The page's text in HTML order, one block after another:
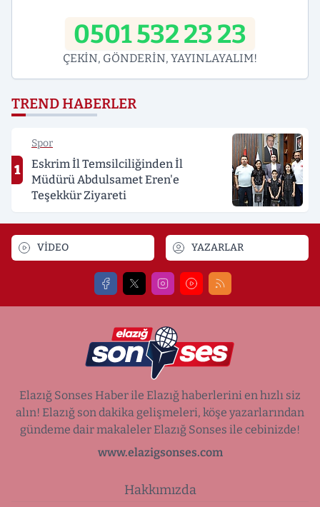
0501 532 23 23
ÇEKİN, GÖNDERİN, YAYINLAYALIM!
TREND HABERLER
1
Spor
Eskrim İl Temsilciliğinden İl
Müdürü Abdulsamet Eren'e
Teşekkür Ziyareti
VİDEO YAZARLAR
Elazığ Sonses Haber ile Elazığ haberlerini en hızlı siz
alın! Elazığ son dakika gelişmeleri, köşe yazarlarından
gündeme dair makaleler Elazığ Sonses ile cebinizde!
www.elazigsonses.com
Hakkımızda